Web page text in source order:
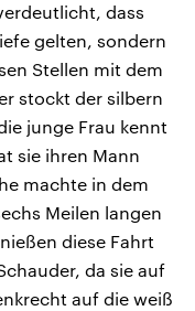
dass
gelten, sondern
Stellen mit dem
stockt der silbern
junge Frau kennt
sie ihren Mann
machte in dem
Meilen langen
diese Fahrt
da sie auf
auf die weiß